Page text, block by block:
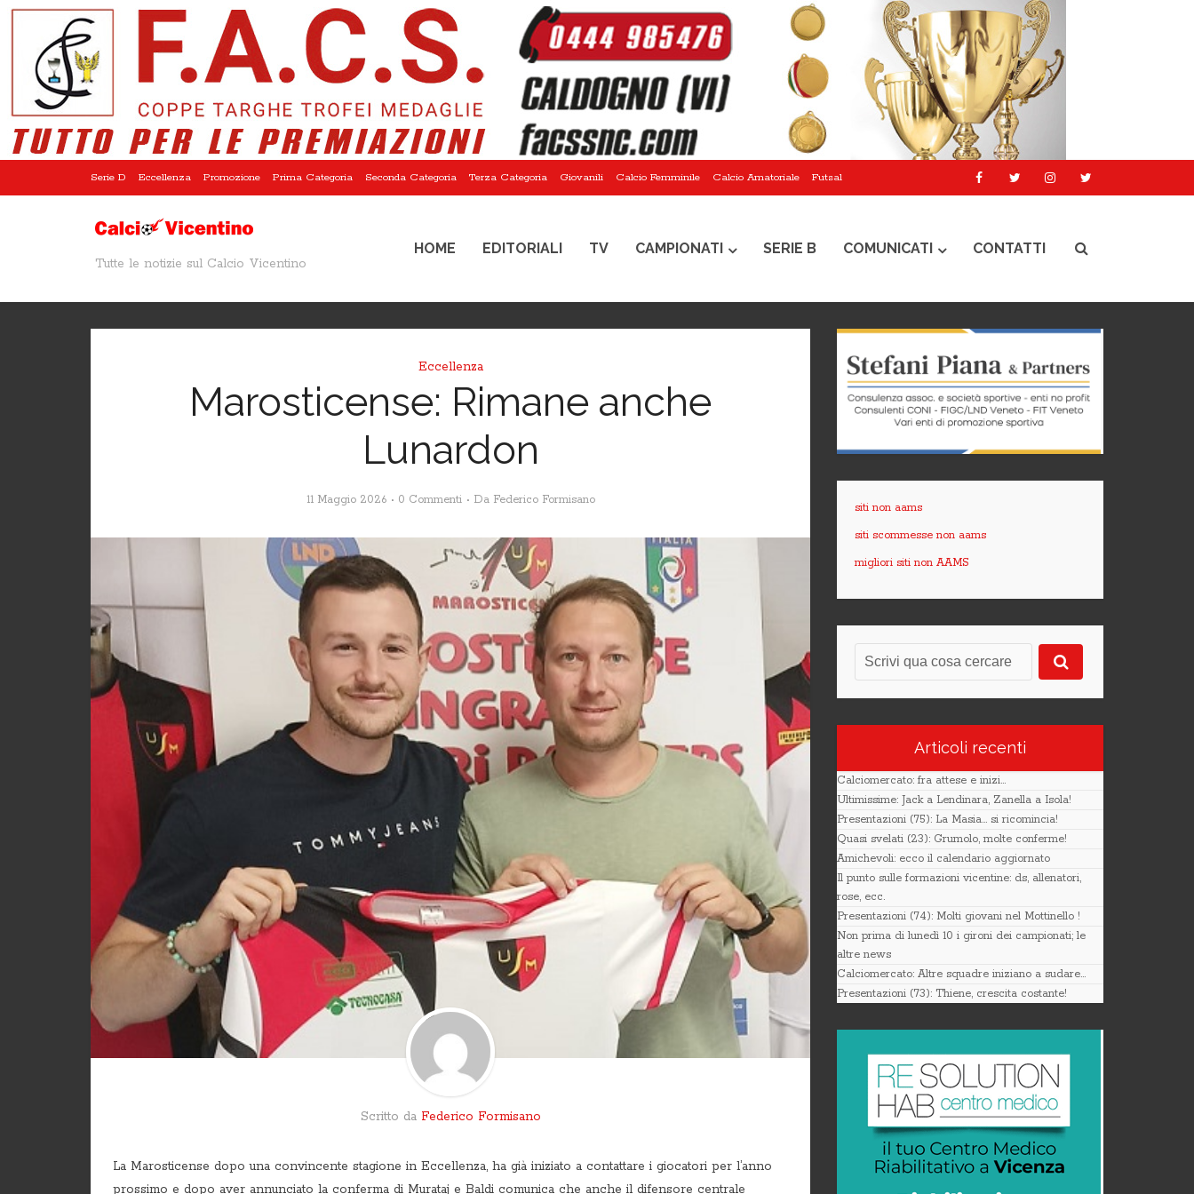
Serie D Eccellenza Promozione Prima Categoria Seconda Categoria Terza Categoria Giovanili Calcio Femminile Calcio Amatoriale Futsal
Tutte le notizie sul Calcio Vicentino
HOME EDITORIALI TV CAMPIONATI SERIE B COMUNICATI CONTATTI
Eccellenza
Marosticense: Rimane anche
Lunardon
11 Maggio 2026 0 Commenti Da Federico Formisano
Scritto da Federico Formisano
La Marosticense dopo una convincente stagione in Eccellenza, ha già iniziato a contattare i giocatori per l’anno
prossimo e dopo aver annunciato la conferma di Murataj e Baldi comunica che anche il difensore centrale
siti non aams
siti scommesse non aams
migliori siti non AAMS
Articoli recenti
Calciomercato: fra attese e inizi…
Ultimissime: Jack a Lendinara, Zanella a Isola!
Presentazioni (75): La Masia… si ricomincia!
Quasi svelati (23): Grumolo, molte conferme!
Amichevoli: ecco il calendario aggiornato
Il punto sulle formazioni vicentine: ds, allenatori,
rose, ecc.
Presentazioni (74): Molti giovani nel Mottinello !
Non prima di lunedì 10 i gironi dei campionati; le
altre news
Calciomercato: Altre squadre iniziano a sudare…
Presentazioni (73): Thiene, crescita costante!